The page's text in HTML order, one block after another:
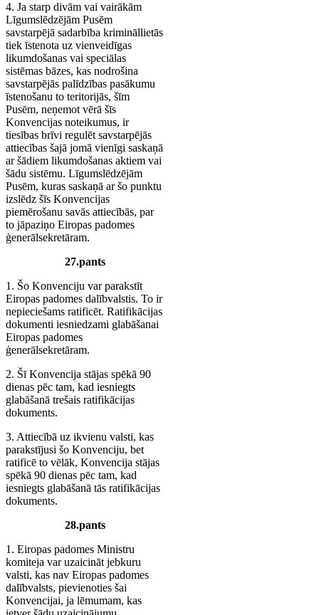
4. Ja starp divām vai vairākām
Līgumslēdzējām Pusēm
savstarpējā sadarbība krimināllietās
tiek īstenota uz vienveidīgas
likumdošanas vai speciālas
sistēmas bāzes, kas nodrošina
savstarpējās palīdzības pasākumu
īstenošanu to teritorijās, šīm
Pusēm, neņemot vērā šīs
Konvencijas noteikumus, ir
tiesības brīvi regulēt savstarpējās
attiecības šajā jomā vienīgi saskaņā
ar šādiem likumdošanas aktiem vai
šādu sistēmu. Līgumslēdzējām
Pusēm, kuras saskaņā ar šo punktu
izslēdz šīs Konvencijas
piemērošanu savās attiecībās, par
to jāpaziņo Eiropas padomes
ģenerālsekretāram.
27.pants
1. Šo Konvenciju var parakstīt
Eiropas padomes dalībvalstis. To ir
nepieciešams ratificēt. Ratifikācijas
dokumenti iesniedzami glabāšanai
Eiropas padomes
ģenerālsekretāram.
2. Šī Konvencija stājas spēkā 90
dienas pēc tam, kad iesniegts
glabāšanā trešais ratifikācijas
dokuments.
3. Attiecībā uz ikvienu valsti, kas
parakstījusi šo Konvenciju, bet
ratificē to vēlāk, Konvencija stājas
spēkā 90 dienas pēc tam, kad
iesniegts glabāšanā tās ratifikācijas
dokuments.
28.pants
1. Eiropas padomes Ministru
komiteja var uzaicināt jebkuru
valsti, kas nav Eiropas padomes
dalībvalsts, pievienoties šai
Konvencijai, ja lēmumam, kas